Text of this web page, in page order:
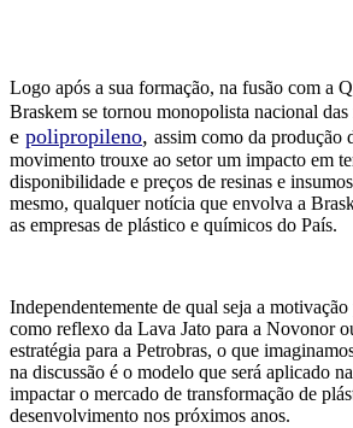
Logo após a sua formação, na fusão com a
Braskem se tornou monopolista nacional das
e polipropileno, assim como da produção
movimento trouxe ao setor um impacto em
disponibilidade e preços de resinas e
mesmo, qualquer notícia que envolva a
as empresas de plástico e químicos do País.
Independentemente de qual seja a
como reflexo da Lava Jato para a Novonor
estratégia para a Petrobras, o que
na discussão é o modelo que será aplicado
impactar o mercado de transformação de
desenvolvimento nos próximos anos.